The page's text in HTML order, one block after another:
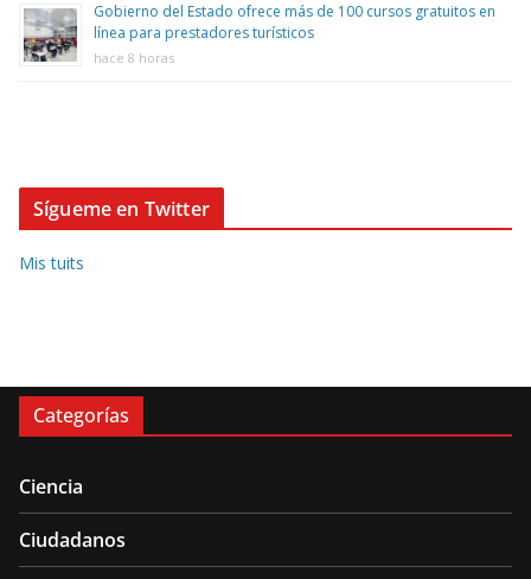
Gobierno del Estado ofrece más de 100 cursos gratuitos en
línea para prestadores turísticos
hace 8 horas
Sígueme en Twitter
Mis tuits
Categorías
Ciencia
Ciudadanos